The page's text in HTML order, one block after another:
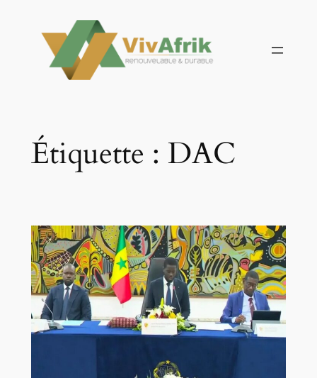
contenu
Étiquette : DAC